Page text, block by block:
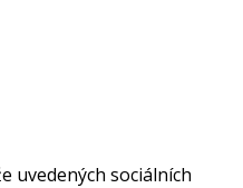
uvedených sociálních